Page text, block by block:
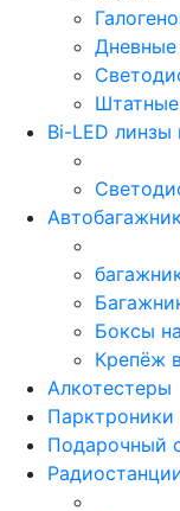
Bi-LED линзы
Боксы
Крепёж
Алкотестеры
Парктроники
Подарочный